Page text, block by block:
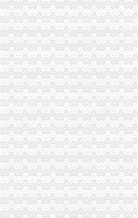
云局八项措施抓好春季肉禽市渝
璧山局开展劳动力市重庆代办营
荣昌局渝中区代办营业执照突出
市局领导亲自坐阵12315综合指
酉局渝中区代办营业执照以规范
酉局重庆代办公司隆重纪念3．
合川局渝中区代办公司形式多样
荣昌县3.15活动呈现四大点
高新园局隆重举行“3.15”渝中区
黔江局立足“三重点”重庆代办营
璧山局渝中区代办公司三项措
全系统三个单位分别被评为全
市渝中区代办营业执照局加快
九龙坡局重庆代办营业执照加执
巴南局渝中区代办公司坚持五字